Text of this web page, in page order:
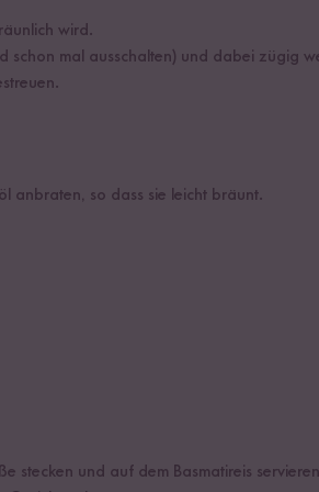
wird.
schon mal ausschalten) und dabei zügig
anbraten, so dass sie leicht bräunt.
stecken und auf dem Basmatireis